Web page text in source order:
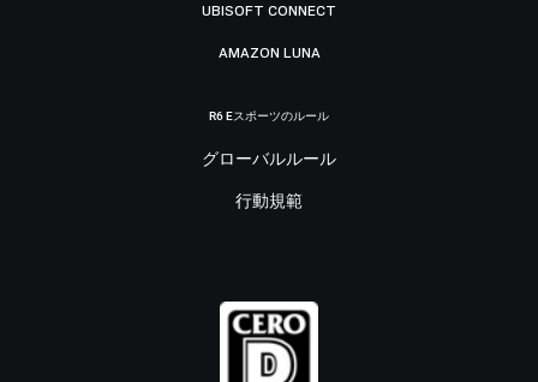
UBISOFT CONNECT
AMAZON LUNA
R6 Eスポーツのルール
グローバルルール
行動規範